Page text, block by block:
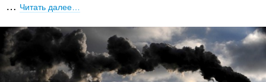
… Читать далее…